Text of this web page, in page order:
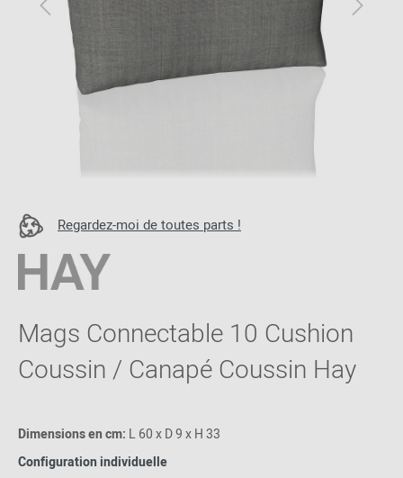
Regardez-moi de toutes parts !
Mags Connectable 10 Cushion
Coussin / Canapé Coussin Hay
Dimensions en cm: L 60 x D 9 x H 33
Configuration individuelle